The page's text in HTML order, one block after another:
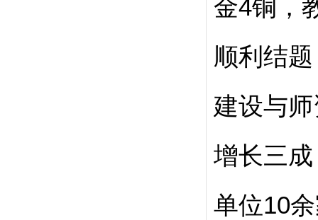
金4铜，
顺利结
建设与
增长三
单位10